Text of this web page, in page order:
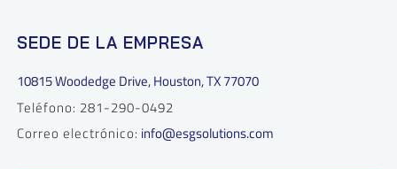
SEDE DE LA EMPRESA
10815 Woodedge Drive, Houston, TX 77070
Teléfono: 281-290-0492
Correo electrónico: info@esgsolutions.com